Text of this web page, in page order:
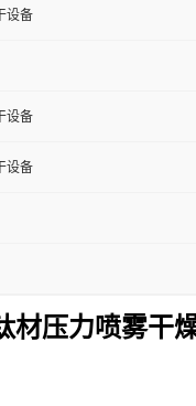
设备
设备
设备
材压力喷雾干